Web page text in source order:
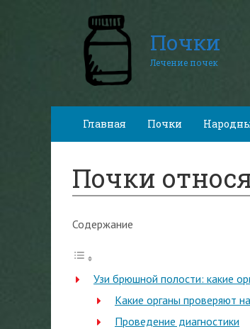
Почки
Лечение почек
Главная Почки
Почки
Содержание
Узи брюшной полости: какие
Какие органы проверяют
Проведение диагностики